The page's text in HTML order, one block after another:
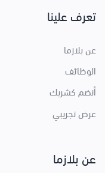
تعرف علينا
عن بلازما
الوظائف
أنضم كشريك
عرض تجريبي
عن بلازما